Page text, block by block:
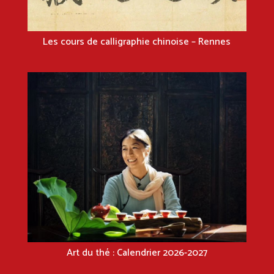
Les cours de calligraphie chinoise – Rennes
Art du thé : Calendrier 2026-2027